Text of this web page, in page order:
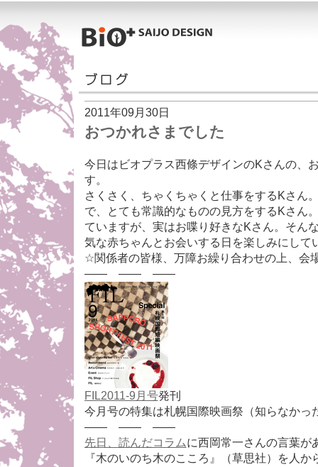
2011年09月30日
おつかれさまでした
今日はビオプラス西條デザインのKさんの、
す。
さくさく、ちゃくちゃくと仕事をするKさん
で、とても常識的なものの見方をするKさん
ていますが、実はお喋り好きなKさん。そん
気な赤ちゃんとお会いする日を楽しみにして
☆関係者の皆様、万障お繰り合わせの上、会
—— —— ——
FIL2011-9月号発刊
今月号の特集は札幌国際映画祭（知らなかっ
—— —— ——
先日、読んだコラムに西岡常一さんの言葉が
『木のいのち木のこころ』（草思社）を人